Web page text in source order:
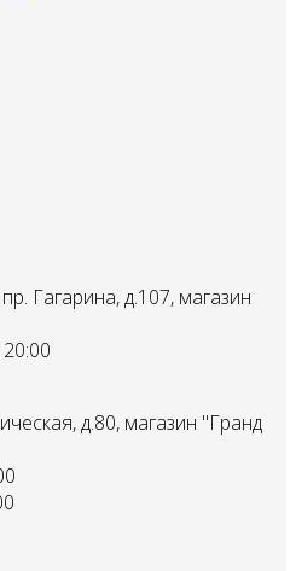
Гагарина, д.107, магазин
д.80, магазин "Гранд